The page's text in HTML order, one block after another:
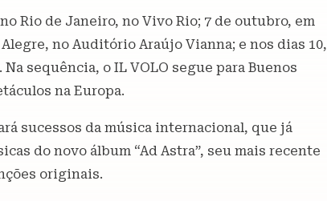
Rio de Janeiro, no Vivo Rio; 7 de outubro, em
no Auditório Araújo Vianna; e nos dias 10,
Na sequência, o IL VOLO segue para Buenos
na Europa.
sucessos da música internacional, que já
do novo álbum “Ad Astra”, seu mais recente
originais.